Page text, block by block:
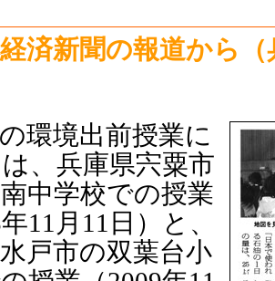
済新聞の報道から（
環境出前授業に
、兵庫県宍粟市
中学校での授業
年11月11日）と、
戸市の双葉台小